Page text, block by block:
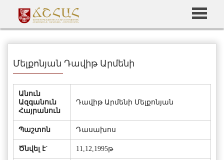
Մելքոնյան Դավիթ Արմենի
Անուն
Ազգանուն
Հայրանուն
Դավիթ Արմենի Մելքոնյան
Պաշտոն Դասախոս
Ծնվել է` 11,12,1995թ